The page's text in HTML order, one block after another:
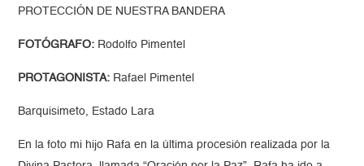
PROTECCIÓN DE NUESTRA BANDERA
FOTÓGRAFO: Rodolfo Pimentel
PROTAGONISTA: Rafael Pimentel
Barquisimeto, Estado Lara
En la foto mi hijo Rafa en la última procesión realizada por la